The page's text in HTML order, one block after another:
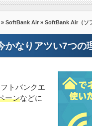
» SoftBank Air » SoftBank Air（ソ
なりアツい7つの
トバンクエ
ーンなどに